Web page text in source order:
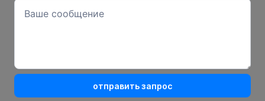
отправить запрос